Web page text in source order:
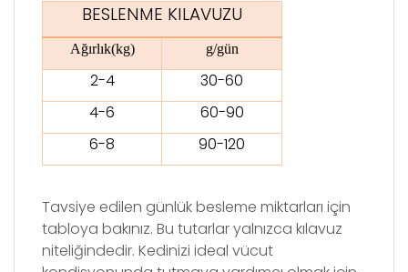
BESLENME KILAVUZU
Ağırlık(kg) g/gün
2-4
30-60
4-6
60-90
6-8
90-120
Tavsiye edilen günlük besleme miktarları için
tabloya bakınız. Bu tutarlar yalnızca kılavuz
niteliğindedir. Kedinizi ideal vücut